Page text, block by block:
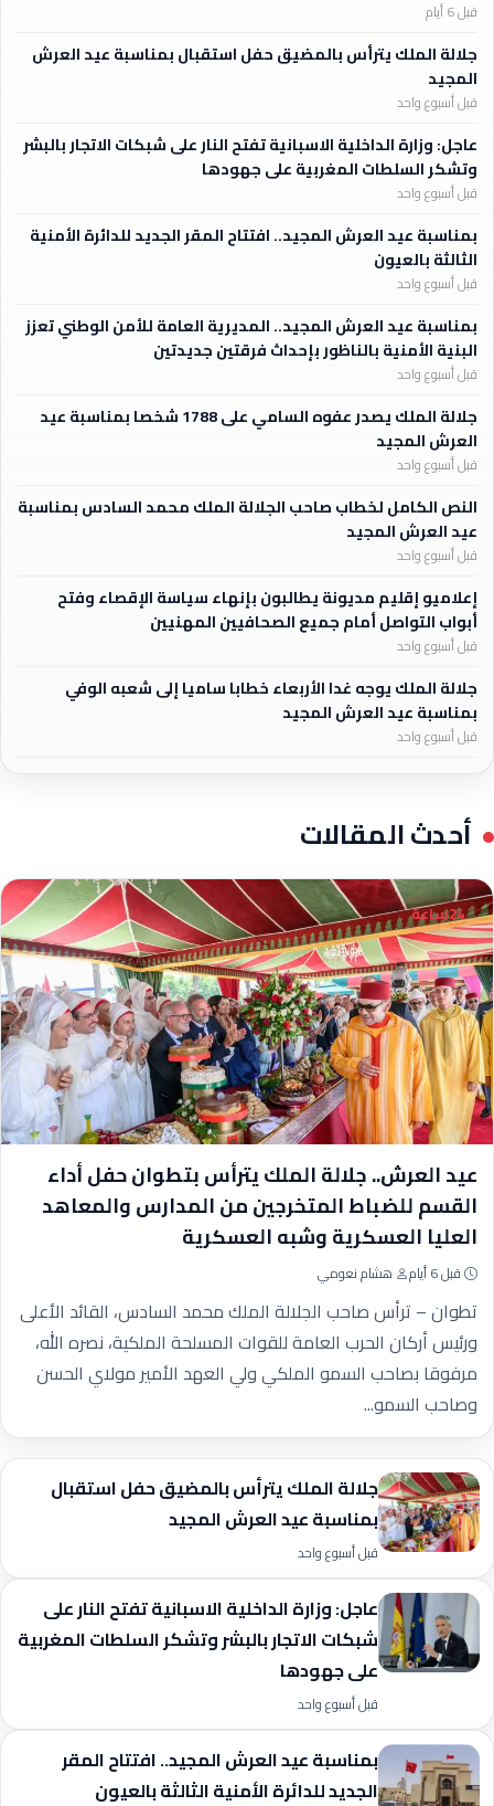
قبل 6 أيام
جلالة الملك يترأس بالمضيق حفل استقبال بمناسبة عيد العرش
المجيد
قبل أسبوع واحد
عاجل: وزارة الداخلية الاسبانية تفتح النار على شبكات الاتجار بالبشر
وتشكر السلطات المغربية على جهودها
قبل أسبوع واحد
بمناسبة عيد العرش المجيد.. افتتاح المقر الجديد للدائرة الأمنية
الثالثة بالعيون
قبل أسبوع واحد
بمناسبة عيد العرش المجيد.. المديرية العامة للأمن الوطني تعزز
البنية الأمنية بالناظور بإحداث فرقتين جديدتين
قبل أسبوع واحد
جلالة الملك يصدر عفوه السامي على 1788 شخصا بمناسبة عيد
العرش المجيد
قبل أسبوع واحد
النص الكامل لخطاب صاحب الجلالة الملك محمد السادس بمناسبة
عيد العرش المجيد
قبل أسبوع واحد
إعلاميو إقليم مديونة يطالبون بإنهاء سياسة الإقصاء وفتح
أبواب التواصل أمام جميع الصحافيين المهنيين
قبل أسبوع واحد
جلالة الملك يوجه غدا الأربعاء خطابا ساميا إلى شعبه الوفي
بمناسبة عيد العرش المجيد
قبل أسبوع واحد
أحدث المقالات
24ساعة
عيد العرش.. جلالة الملك يترأس بتطوان حفل أداء
القسم للضباط المتخرجين من المدارس والمعاهد
العليا العسكرية وشبه العسكرية
قبل 6 أيام هشام نعومي
تطوان – ترأس صاحب الجلالة الملك محمد السادس، القائد الأعلى
ورئيس أركان الحرب العامة للقوات المسلحة الملكية، نصره الله،
مرفوقا بصاحب السمو الملكي ولي العهد الأمير مولاي الحسن
وصاحب السمو...
جلالة الملك يترأس بالمضيق حفل استقبال
بمناسبة عيد العرش المجيد
قبل أسبوع واحد
عاجل: وزارة الداخلية الاسبانية تفتح النار على
شبكات الاتجار بالبشر وتشكر السلطات المغربية
على جهودها
قبل أسبوع واحد
بمناسبة عيد العرش المجيد.. افتتاح المقر
الجديد للدائرة الأمنية الثالثة بالعيون